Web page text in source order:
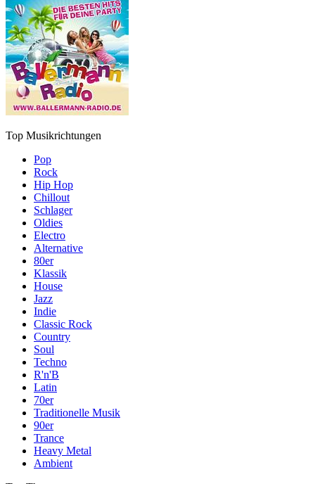
Top Musikrichtungen
Pop
Rock
Hip Hop
Chillout
Schlager
Oldies
Electro
Alternative
80er
Klassik
House
Jazz
Indie
Classic Rock
Country
Soul
Techno
R'n'B
Latin
70er
Traditionelle Musik
90er
Trance
Heavy Metal
Ambient